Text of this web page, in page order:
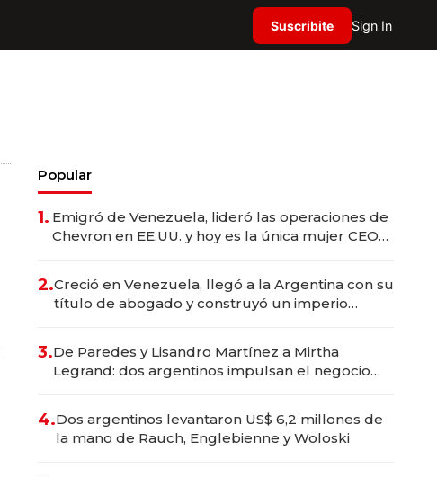
Suscribite Sign In
Popular
1. Emigró de Venezuela, lideró las operaciones de
Chevron en EE.UU. y hoy es la única mujer CEO
2.Creció en Venezuela, llegó a la Argentina con su
título de abogado y construyó un imperio
3.De Paredes y Lisandro Martínez a Mirtha
Legrand: dos argentinos impulsan el negocio
4.Dos argentinos levantaron US$ 6,2 millones de
la mano de Rauch, Englebienne y Woloski